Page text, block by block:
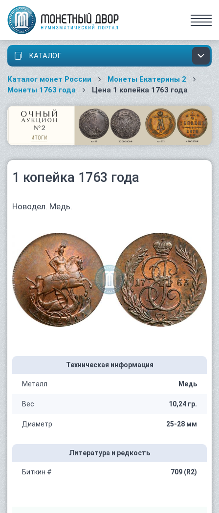
КАТАЛОГ
Каталог монет России
Монеты Екатерины 2
Монеты 1763 года
Цена 1 копейка 1763 года
1 копейка 1763 года
Новодел. Медь.
Техническая информация
Металл Медь
Вес 10,24 гр.
Диаметр 25-28 мм
Литература и редкость
Биткин # 709 (R2)